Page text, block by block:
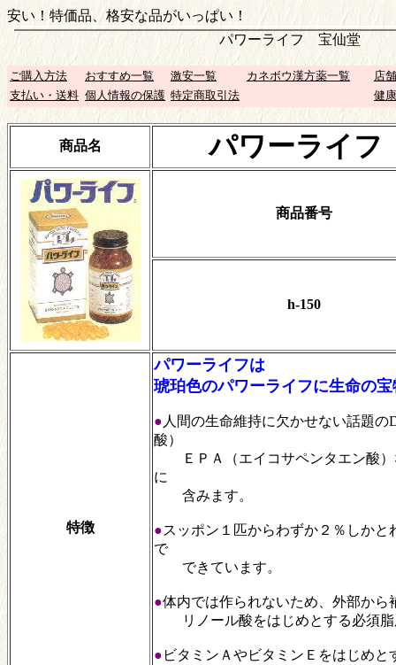
安い！特価品、格安な品がいっぱい！
パワーライフ 宝仙堂
ご購入方法 おすすめ一覧 激安一覧 カネボウ漢方薬一覧
店
支払い・送料 個人情報の保護 特定商取引法 健
商品名 パワーライフ
商品番号
h-150
特徴
パワーライフは
琥珀色のパワーライフに生命の
● 人間の生命維持に欠かせない話題
酸）
ＥＰＡ（エイコサペンタエン酸）
に
含みます。
●スッポン１匹からわずか２％しか
で
できています。
●体内では作られないため、外部から
リノール酸をはじめとする必須脂
● ビタミンＡやビタミンＥをはじめ